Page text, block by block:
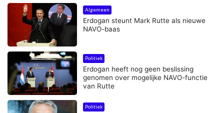
Algemeen
Erdogan steunt Mark Rutte als nieuwe
NAVO-baas
Politiek
Erdogan heeft nog geen beslissing
genomen over mogelijke NAVO-functie
van Rutte
Politiek